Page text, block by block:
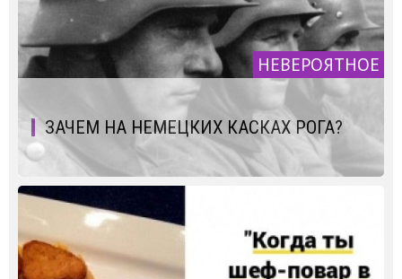
НЕВЕРОЯТНОЕ
ЗАЧЕМ НА НЕМЕЦКИХ КАСКАХ РОГА?